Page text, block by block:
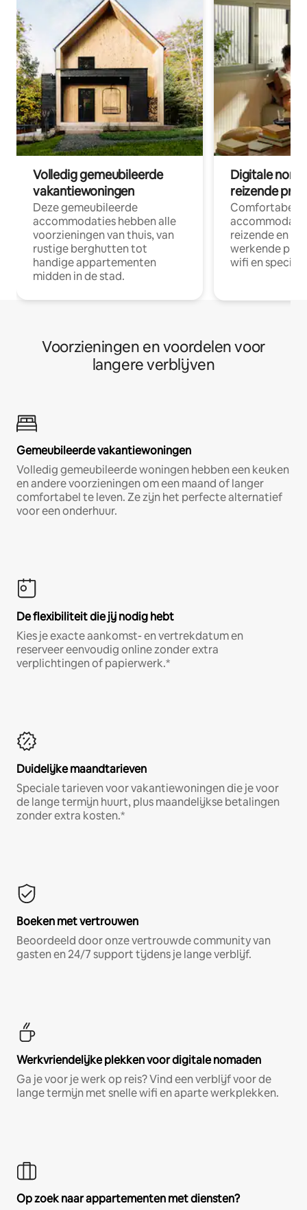
Volledig gemeubileerde
vakantiewoningen
Deze gemeubileerde
accommodaties hebben alle
voorzieningen van thuis, van
rustige berghutten tot
handige appartementen
midden in de stad.
Digitale
reizende
Comfortabele
reizende en
werkende
wifi en
Voorzieningen en voordelen voor
langere verblijven
Gemeubileerde vakantiewoningen
Volledig gemeubileerde woningen hebben een keuken
en andere voorzieningen om een maand of langer
comfortabel te leven. Ze zijn het perfecte alternatief
voor een onderhuur.
De flexibiliteit die jij nodig hebt
Kies je exacte aankomst- en vertrekdatum en
reserveer eenvoudig online zonder extra
verplichtingen of papierwerk.*
Duidelijke maandtarieven
Speciale tarieven voor vakantiewoningen die je voor
de lange termijn huurt, plus maandelijkse betalingen
zonder extra kosten.*
Boeken met vertrouwen
Beoordeeld door onze vertrouwde community van
gasten en 24/7 support tijdens je lange verblijf.
Werkvriendelijke plekken voor digitale nomaden
Ga je voor je werk op reis? Vind een verblijf voor de
lange termijn met snelle wifi en aparte werkplekken.
Op zoek naar appartementen met diensten?